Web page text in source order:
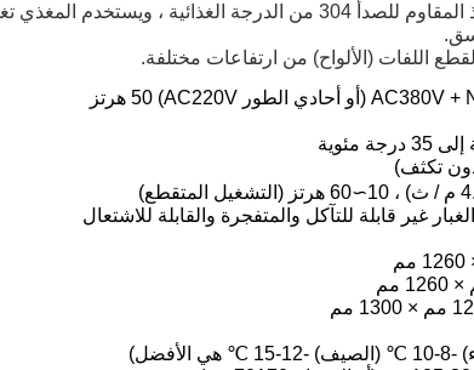
ج) الماكينة مصنوعة من الفولاذ المقاوم للصدأ 304 من الدرجة
اللفات (الألواح) من ارتفاعات مختلفة.
غير قابلة للتآكل والمتفجرة والقابلة للاشتعال